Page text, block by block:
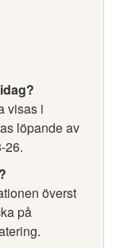
visas i
löpande av
26.
överst
på